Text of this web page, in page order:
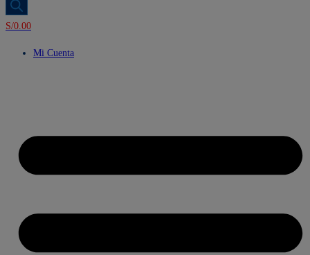
de
productos
S/0.00
Mi Cuenta